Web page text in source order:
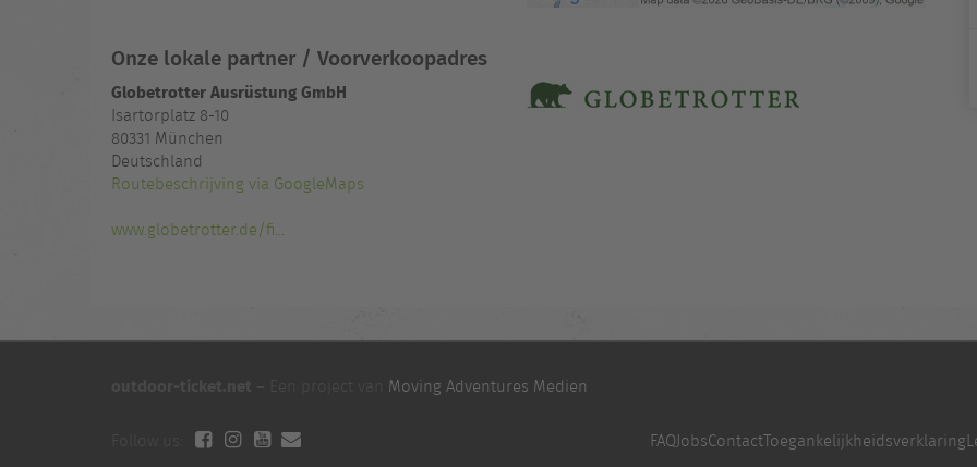
Onze lokale partner / Voorverkoopadres
Globetrotter Ausrüstung GmbH
Isartorplatz 8-10
80331 München
Deutschland
Routebeschrijving via GoogleMaps
www.globetrotter.de/fi...
Moving Adventures Medien
FAQJobsContactToegankelijkheidsverklaring